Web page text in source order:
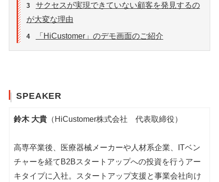
3
サクセスが実現できていない顧客を発見するの
が大変な理由
4 「HiCustomer」のデモ画面のご紹介
SPEAKER
鈴木 大貴 （HiCustomer株式会社 代表取締役）
高専卒業後、医療器械メーカーや人材系企業、ITベン
チャーを経てB2Bスタートアップへの投資を行うアー
キタイプに入社。スタートアップ支援と事業会社向け